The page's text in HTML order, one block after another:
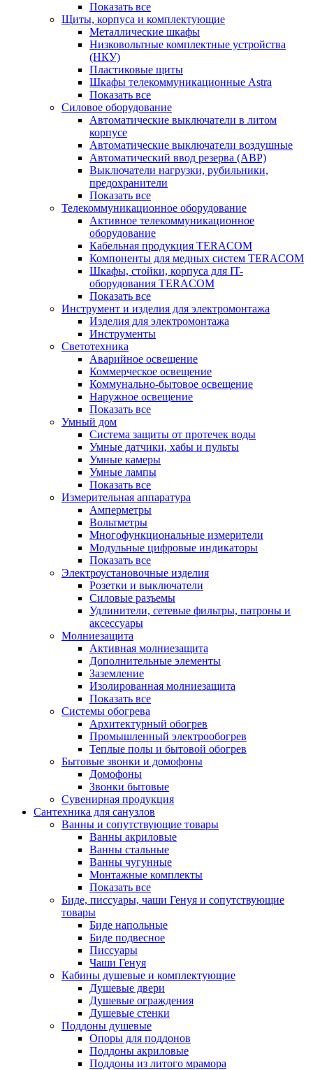
Показать все
Щиты, корпуса и комплектующие
Металлические шкафы
Низковольтные комплектные устройства
(НКУ)
Пластиковые щиты
Шкафы телекоммуникационные Astra
Показать все
Силовое оборудование
Автоматические выключатели в литом
корпусе
Автоматические выключатели воздушные
Автоматический ввод резерва (АВР)
Выключатели нагрузки, рубильники,
предохранители
Показать все
Телекоммуникационное оборудование
Активное телекоммуникационное
оборудование
Кабельная продукция TERACOM
Компоненты для медных систем TERACOM
Шкафы, стойки, корпуса для IT-
оборудования TERACOM
Показать все
Инструмент и изделия для электромонтажа
Изделия для электромонтажа
Инструменты
Светотехника
Аварийное освещение
Коммерческое освещение
Коммунально-бытовое освещение
Наружное освещение
Показать все
Умный дом
Система защиты от протечек воды
Умные датчики, хабы и пульты
Умные камеры
Умные лампы
Показать все
Измерительная аппаратура
Амперметры
Вольтметры
Многофункциональные измерители
Модульные цифровые индикаторы
Показать все
Электроустановочные изделия
Розетки и выключатели
Силовые разъемы
Удлинители, сетевые фильтры, патроны и
аксессуары
Молниезащита
Активная молниезащита
Дополнительные элементы
Заземление
Изолированная молниезащита
Показать все
Системы обогрева
Архитектурный обогрев
Промышленный электрообогрев
Теплые полы и бытовой обогрев
Бытовые звонки и домофоны
Домофоны
Звонки бытовые
Сувенирная продукция
Сантехника для санузлов
Ванны и сопутствующие товары
Ванны акриловые
Ванны стальные
Ванны чугунные
Монтажные комплекты
Показать все
Биде, писсуары, чаши Генуя и сопутствующие
товары
Биде напольные
Биде подвесное
Писсуары
Чаши Генуя
Кабины душевые и комплектующие
Душевые двери
Душевые ограждения
Душевые стенки
Поддоны душевые
Опоры для поддонов
Поддоны акриловые
Поддоны из литого мрамора